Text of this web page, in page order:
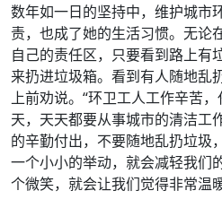
数年如一日的坚持中，维护城市
责，也成了她的生活习惯。无论
自己的责任区，只要看到路上有
来扔进垃圾箱。看到有人随地乱
上前劝说。“环卫工人工作辛苦
天，天天都要从事城市的清洁工
的辛勤付出，不要随地乱扔垃圾
一个小小的举动，就会减轻我们
个微笑，就会让我们觉得非常温